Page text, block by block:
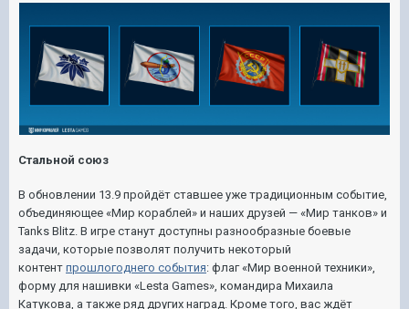
Стальной союз
В обновлении 13.9 пройдёт ставшее уже традиционным событие,
объединяющее «Мир кораблей» и наших друзей — «Мир танков» и
Tanks Blitz. В игре станут доступны разнообразные боевые
задачи, которые позволят получить некоторый
контент прошлогоднего события: флаг «Мир военной техники»,
форму для нашивки «Lesta Games», командира Михаила
Катукова, а также ряд других наград. Кроме того, вас ждёт